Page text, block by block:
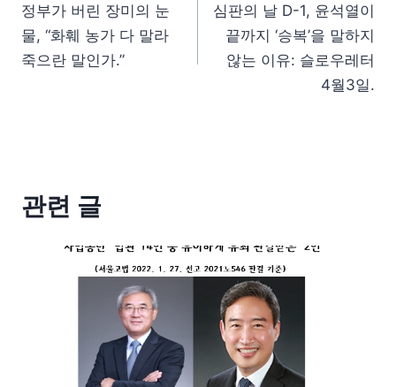
정부가 버린 장미의 눈
물, “화훼 농가 다 말라
죽으란 말인가.”
심판의 날 D-1, 윤석열이
끝까지 ‘승복’을 말하지
않는 이유: 슬로우레터
4월3일.
관련 글